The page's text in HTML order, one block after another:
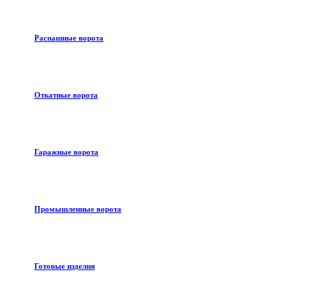
Распашные ворота
Откатные ворота
Гаражные ворота
Промышленные ворота
Готовые изделия